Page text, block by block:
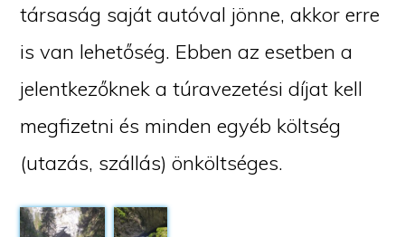
társaság saját autóval jönne, akkor erre
is van lehetőség. Ebben az esetben a
jelentkezőknek a túravezetési díjat kell
megfizetni és minden egyéb költség
(utazás, szállás) önköltséges.